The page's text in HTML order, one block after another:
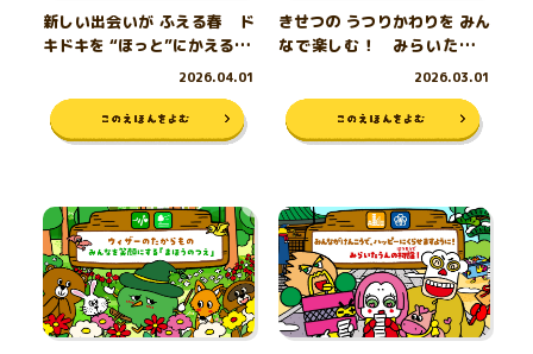
新しい出会いが ふえる春 ド
キドキを “ほっと”にかえる ほ
2026.04.01
きせつの うつりかわりを みん
なで楽しむ！ みらいたうん
2026.03.01